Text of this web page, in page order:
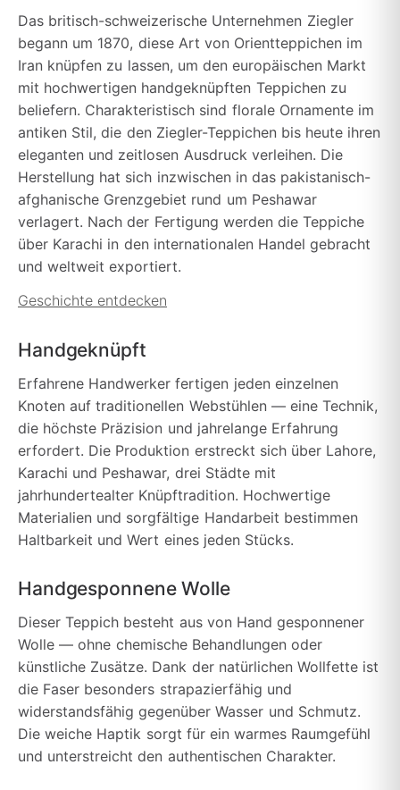
Das britisch-schweizerische Unternehmen Ziegler
begann um 1870, diese Art von Orientteppichen im
Iran knüpfen zu lassen, um den europäischen Markt
mit hochwertigen handgeknüpften Teppichen zu
beliefern. Charakteristisch sind florale Ornamente im
antiken Stil, die den Ziegler-Teppichen bis heute ihren
eleganten und zeitlosen Ausdruck verleihen. Die
Herstellung hat sich inzwischen in das pakistanisch-
afghanische Grenzgebiet rund um Peshawar
verlagert. Nach der Fertigung werden die Teppiche
über Karachi in den internationalen Handel gebracht
und weltweit exportiert.
Geschichte entdecken
Handgeknüpft
Erfahrene Handwerker fertigen jeden einzelnen
Knoten auf traditionellen Webstühlen — eine Technik,
die höchste Präzision und jahrelange Erfahrung
erfordert. Die Produktion erstreckt sich über Lahore,
Karachi und Peshawar, drei Städte mit
jahrhundertealter Knüpftradition. Hochwertige
Materialien und sorgfältige Handarbeit bestimmen
Haltbarkeit und Wert eines jeden Stücks.
Handgesponnene Wolle
Dieser Teppich besteht aus von Hand gesponnener
Wolle — ohne chemische Behandlungen oder
künstliche Zusätze. Dank der natürlichen Wollfette ist
die Faser besonders strapazierfähig und
widerstandsfähig gegenüber Wasser und Schmutz.
Die weiche Haptik sorgt für ein warmes Raumgefühl
und unterstreicht den authentischen Charakter.